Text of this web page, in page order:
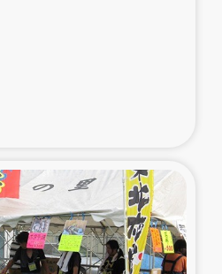
南部洪水被災者支援
つなぐサリー・リサイクル・プロ
ジェクト